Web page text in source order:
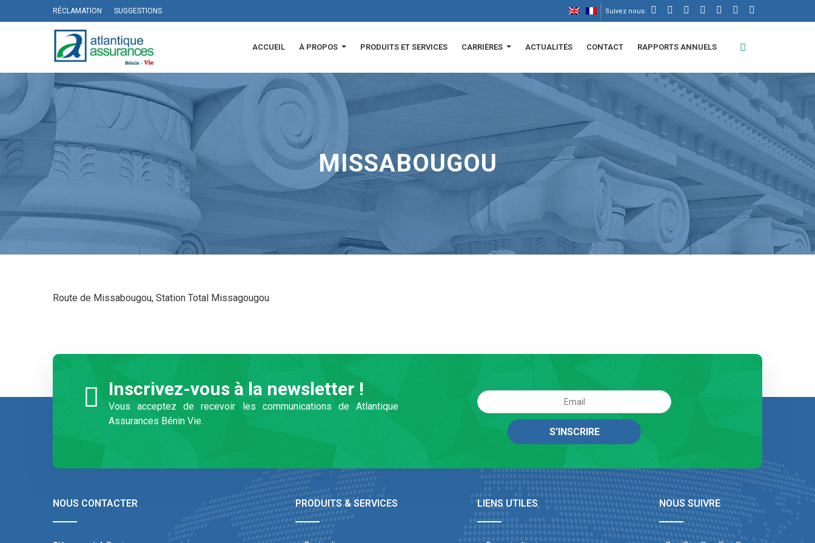
RÉCLAMATION SUGGESTIONS Suivez nous:
ACCUEIL À PROPOS PRODUITS ET SERVICES CARRIÈRES ACTUALITÉS CONTACT RAPPORTS ANNUELS
MISSABOUGOU
Route de Missabougou, Station Total Missagougou
Inscrivez-vous à la newsletter !
Vous acceptez de recevoir les communications de Atlantique
Assurances Bénin Vie.
NOUS CONTACTER PRODUITS & SERVICES LIENS UTILES NOUS SUIVRE